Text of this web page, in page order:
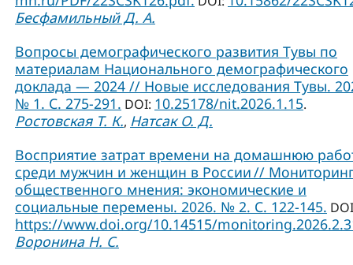
Бесфамильный Д. А.
Вопросы демографического развития Тувы по
материалам Национального демографического
доклада — 2024 // Новые исследования Тувы.
№ 1. С. 275-291. DOI: 10.25178/nit.2026.1.15.
Ростовская Т. К., Натсак О. Д.
Восприятие затрат времени на домашнюю
среди мужчин и женщин в России //
общественного мнения: экономические и
социальные перемены. 2026. № 2. С. 122-145.
https://www.doi.org/10.14515/
Воронина Н. С.